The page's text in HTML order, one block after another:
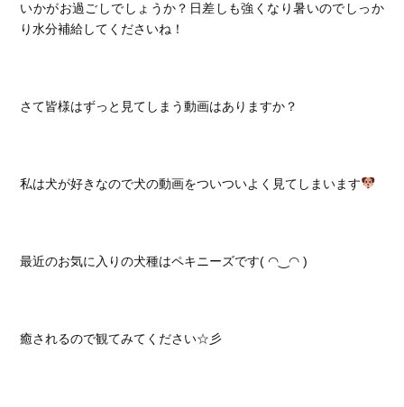
いかがお過ごしでしょうか？日差しも強くなり暑いのでしっか
り水分補給してくださいね！
さて皆様はずっと見てしまう動画はありますか？
私は犬が好きなので犬の動画をついついよく見てしまいます
最近のお気に入りの犬種はペキニーズです( ◠‿◠ )
癒されるので観てみてください☆彡